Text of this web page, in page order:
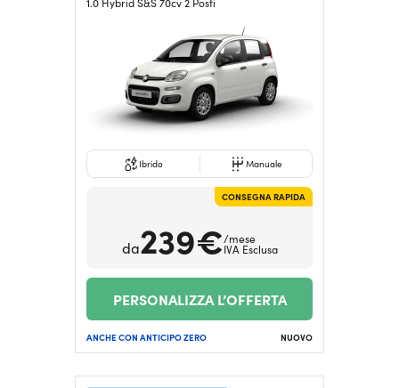
Ibrido Manuale
CONSEGNA RAPIDA
da239€/mese
IVA Esclusa
PERSONALIZZA L’OFFERTA
ANCHE CON ANTICIPO ZERO NUOVO